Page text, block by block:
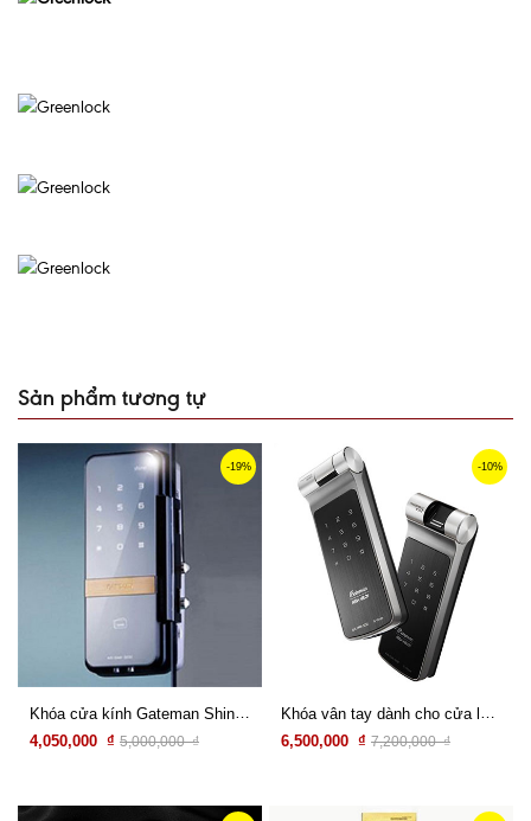
Sản phẩm tương tự
-19%
4,050,000 ₫ 5,000,000 ₫
-10%
6,500,000 ₫ 7,200,000 ₫